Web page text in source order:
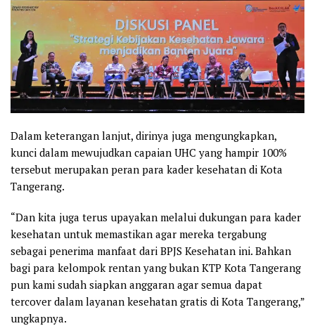
Dalam keterangan lanjut, dirinya juga mengungkapkan,
kunci dalam mewujudkan capaian UHC yang hampir 100%
tersebut merupakan peran para kader kesehatan di Kota
Tangerang.
“Dan kita juga terus upayakan melalui dukungan para kader
kesehatan untuk memastikan agar mereka tergabung
sebagai penerima manfaat dari BPJS Kesehatan ini. Bahkan
bagi para kelompok rentan yang bukan KTP Kota Tangerang
pun kami sudah siapkan anggaran agar semua dapat
tercover dalam layanan kesehatan gratis di Kota Tangerang,”
ungkapnya.